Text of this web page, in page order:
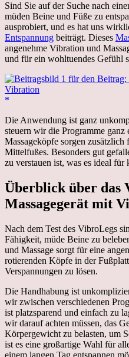
Sind Sie auf der Suche nach
müden Beine und Füße zu
ausprobiert, und es hat uns
Entspannung beiträgt. Dieses
angenehme Vibration und
und für ein wohltuendes Gefühl
Die Anwendung ist ganz
steuern wir die Programme ganz
Massageköpfe sorgen zusätzlich
Mittelfußes. Besonders gut
zu verstauen ist, was es ideal für
Überblick über das
Massagegerät mit
Nach dem Test des VibroLegs
Fähigkeit, müde Beine zu
und Massage sorgt für eine
rotierenden Köpfe in der
Verspannungen zu lösen.
Die Handhabung ist
wir zwischen verschiedenen
ist platzsparend und einfach zu
wir darauf achten müssen, das
Körpergewicht zu belasten, um
ist es eine großartige Wahl für